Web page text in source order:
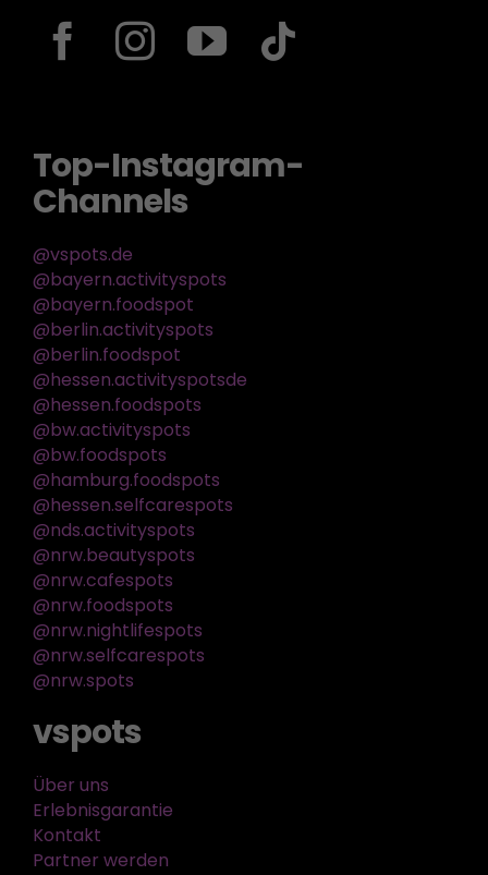
Top-Instagram-
Channels
@vspots.de
@bayern.activityspots
@bayern.foodspot
@berlin.activityspots
@berlin.foodspot
@hessen.activityspotsde
@hessen.foodspots
@bw.activityspots
@bw.foodspots
@hamburg.foodspots
@hessen.selfcarespots
@nds.activityspots
@nrw.beautyspots
@nrw.cafespots
@nrw.foodspots
@nrw.nightlifespots
@nrw.selfcarespots
@nrw.spots
vspots
Über uns
Erlebnisgarantie
Kontakt
Partner werden